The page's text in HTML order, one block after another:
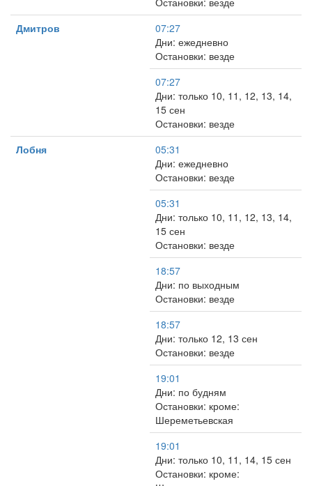
Дмитров
07:27
Дни: ежедневно
Остановки: везде
07:27
Дни: только 10, 11, 12, 13, 14,
15 сен
Остановки: везде
Лобня
05:31
Дни: ежедневно
Остановки: везде
05:31
Дни: только 10, 11, 12, 13, 14,
15 сен
Остановки: везде
18:57
Дни: по выходным
Остановки: везде
18:57
Дни: только 12, 13 сен
Остановки: везде
19:01
Дни: по будням
Остановки: кроме:
Шереметьевская
19:01
Дни: только 10, 11, 14, 15 сен
Остановки: кроме: